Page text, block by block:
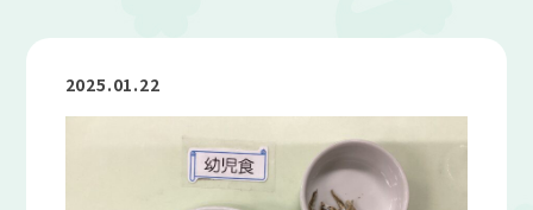
2025.01.22